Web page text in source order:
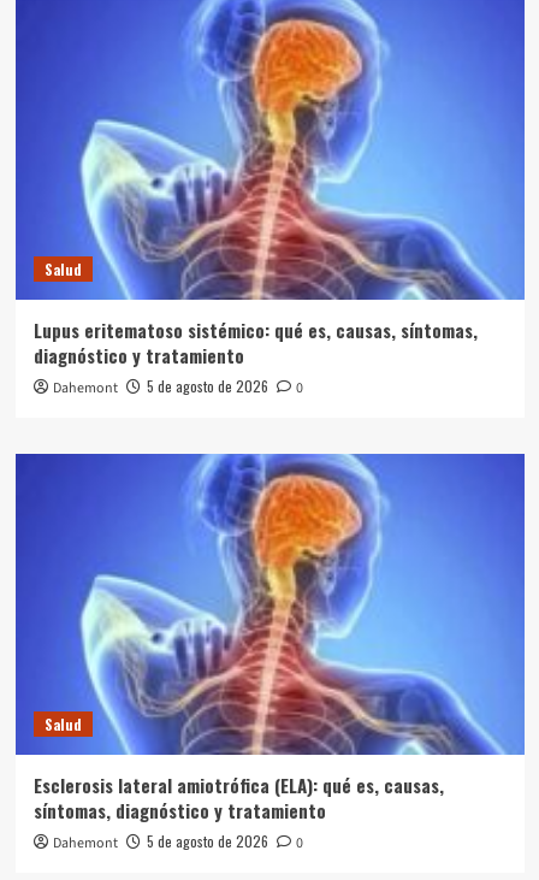
Salud
Lupus eritematoso sistémico: qué es, causas, síntomas,
diagnóstico y tratamiento
Dahemont 5 de agosto de 2026 0
Salud
Esclerosis lateral amiotrófica (ELA): qué es, causas,
síntomas, diagnóstico y tratamiento
Dahemont 5 de agosto de 2026 0